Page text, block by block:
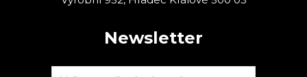
Newsletter